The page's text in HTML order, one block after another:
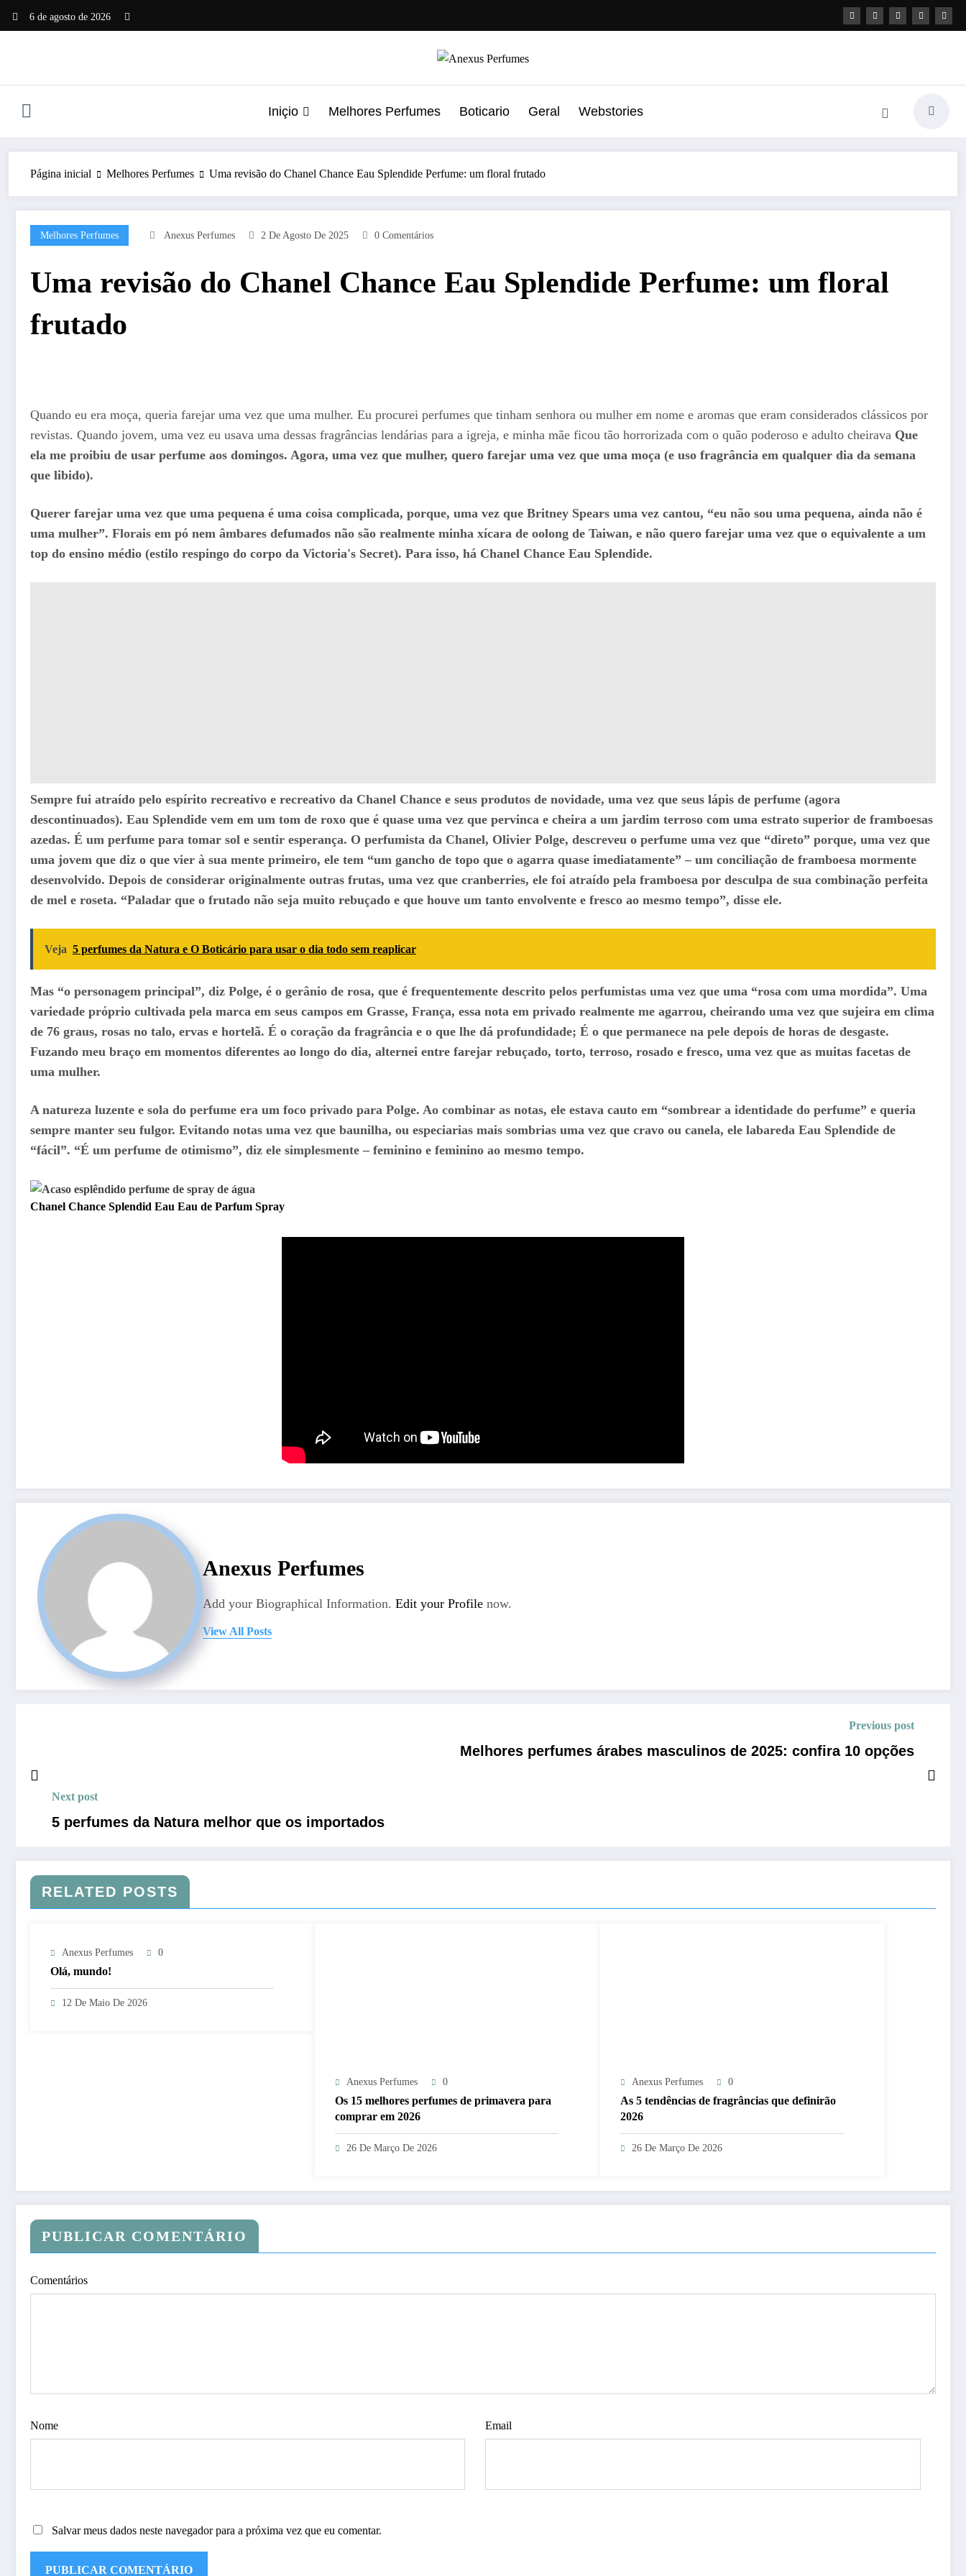
6 de agosto de 2026
Iniçio Melhores Perfumes Boticario Geral Webstories
Página inicial Melhores Perfumes Uma revisão do Chanel Chance Eau Splendide Perfume: um floral frutado
Melhores Perfumes Anexus Perfumes 2 De Agosto De 2025 0 Comentários
Uma revisão do Chanel Chance Eau Splendide Perfume: um floral
frutado
Quando eu era moça, queria farejar uma vez que uma mulher. Eu procurei perfumes que tinham senhora ou mulher em nome e aromas que eram considerados clássicos por
revistas. Quando jovem, uma vez eu usava uma dessas fragrâncias lendárias para a igreja, e minha mãe ficou tão horrorizada com o quão poderoso e adulto cheirava Que
ela me proibiu de usar perfume aos domingos. Agora, uma vez que mulher, quero farejar uma vez que uma moça (e uso fragrância em qualquer dia da semana
que libido).
Querer farejar uma vez que uma pequena é uma coisa complicada, porque, uma vez que Britney Spears uma vez cantou, “eu não sou uma pequena, ainda não é
uma mulher”. Florais em pó nem âmbares defumados não são realmente minha xícara de oolong de Taiwan, e não quero farejar uma vez que o equivalente a um
top do ensino médio (estilo respingo do corpo da Victoria's Secret). Para isso, há Chanel Chance Eau Splendide.
Sempre fui atraído pelo espírito recreativo e recreativo da Chanel Chance e seus produtos de novidade, uma vez que seus lápis de perfume (agora
descontinuados). Eau Splendide vem em um tom de roxo que é quase uma vez que pervinca e cheira a um jardim terroso com uma estrato superior de framboesas
azedas. É um perfume para tomar sol e sentir esperança. O perfumista da Chanel, Olivier Polge, descreveu o perfume uma vez que “direto” porque, uma vez que
uma jovem que diz o que vier à sua mente primeiro, ele tem “um gancho de topo que o agarra quase imediatamente” – um conciliação de framboesa mormente
desenvolvido. Depois de considerar originalmente outras frutas, uma vez que cranberries, ele foi atraído pela framboesa por desculpa de sua combinação perfeita
de mel e roseta. “Paladar que o frutado não seja muito rebuçado e que houve um tanto envolvente e fresco ao mesmo tempo”, disse ele.
Veja 5 perfumes da Natura e O Boticário para usar o dia todo sem reaplicar
Mas “o personagem principal”, diz Polge, é o gerânio de rosa, que é frequentemente descrito pelos perfumistas uma vez que uma “rosa com uma mordida”. Uma
variedade próprio cultivada pela marca em seus campos em Grasse, França, essa nota em privado realmente me agarrou, cheirando uma vez que sujeira em clima
de 76 graus, rosas no talo, ervas e hortelã. É o coração da fragrância e o que lhe dá profundidade; É o que permanece na pele depois de horas de desgaste.
Fuzando meu braço em momentos diferentes ao longo do dia, alternei entre farejar rebuçado, torto, terroso, rosado e fresco, uma vez que as muitas facetas de
uma mulher.
A natureza luzente e sola do perfume era um foco privado para Polge. Ao combinar as notas, ele estava cauto em “sombrear a identidade do perfume” e queria
sempre manter seu fulgor. Evitando notas uma vez que baunilha, ou especiarias mais sombrias uma vez que cravo ou canela, ele labareda Eau Splendide de
“fácil”. “É um perfume de otimismo”, diz ele simplesmente – feminino e feminino ao mesmo tempo.
Chanel Chance Splendid Eau Eau de Parfum Spray
Anexus Perfumes
Add your Biographical Information. Edit your Profile now.
View All Posts
Previous post
Melhores perfumes árabes masculinos de 2025: confira 10 opções
Next post
5 perfumes da Natura melhor que os importados
RELATED POSTS
Anexus Perfumes 0
Olá, mundo!
12 De Maio De 2026
Anexus Perfumes 0
Os 15 melhores perfumes de primavera para
comprar em 2026
26 De Março De 2026
Anexus Perfumes 0
As 5 tendências de fragrâncias que definirão
2026
26 De Março De 2026
PUBLICAR COMENTÁRIO
Comentários
Nome Email
Salvar meus dados neste navegador para a próxima vez que eu comentar.